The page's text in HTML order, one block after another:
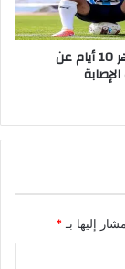
غياب ناصر ماهر 10 أيام عن
إليها بـ *